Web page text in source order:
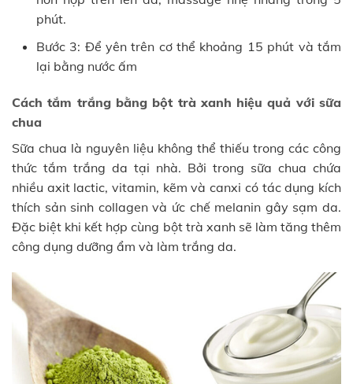
phút.
Bước 3: Để yên trên cơ thể khoảng 15 phút và tắm
lại bằng nước ấm
Cách tắm trắng bằng bột trà xanh hiệu quả với sữa
chua
Sữa chua là nguyên liệu không thể thiếu trong các công
thức tắm trắng da tại nhà. Bởi trong sữa chua chứa
nhiều axit lactic, vitamin, kẽm và canxi có tác dụng kích
thích sản sinh collagen và ức chế melanin gây sạm da.
Đặc biệt khi kết hợp cùng bột trà xanh sẽ làm tăng thêm
công dụng dưỡng ẩm và làm trắng da.